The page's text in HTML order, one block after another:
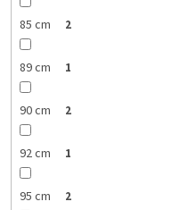
85 cm 2
89 cm 1
90 cm 2
92 cm 1
95 cm 2